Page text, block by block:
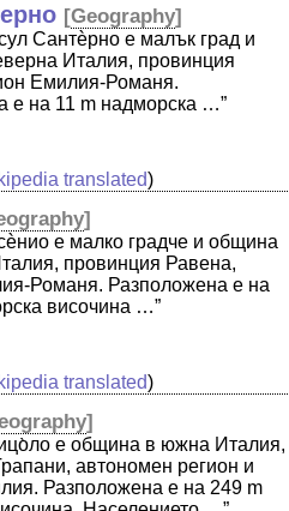
[Geography]
Сантѐрно е малък град и
Италия, провинция
Емилия-Романя.
е на 11 m надморска …”
translated)
]
е малко градче и община
провинция Равена,
Романя. Разположена е на
височина …”
translated)
]
е община в южна Италия,
автономен регион и
Разположена е на 249 m